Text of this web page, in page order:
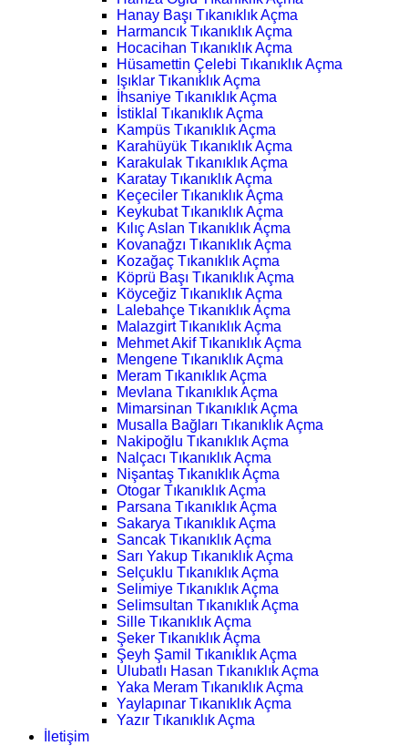
Hanay Başı Tıkanıklık Açma
Harmancık Tıkanıklık Açma
Hocacihan Tıkanıklık Açma
Hüsamettin Çelebi Tıkanıklık Açma
Işıklar Tıkanıklık Açma
İhsaniye Tıkanıklık Açma
İstiklal Tıkanıklık Açma
Kampüs Tıkanıklık Açma
Karahüyük Tıkanıklık Açma
Karakulak Tıkanıklık Açma
Karatay Tıkanıklık Açma
Keçeciler Tıkanıklık Açma
Keykubat Tıkanıklık Açma
Kılıç Aslan Tıkanıklık Açma
Kovanağzı Tıkanıklık Açma
Kozağaç Tıkanıklık Açma
Köprü Başı Tıkanıklık Açma
Köyceğiz Tıkanıklık Açma
Lalebahçe Tıkanıklık Açma
Malazgirt Tıkanıklık Açma
Mehmet Akif Tıkanıklık Açma
Mengene Tıkanıklık Açma
Meram Tıkanıklık Açma
Mevlana Tıkanıklık Açma
Mimarsinan Tıkanıklık Açma
Musalla Bağları Tıkanıklık Açma
Nakipoğlu Tıkanıklık Açma
Nalçacı Tıkanıklık Açma
Nişantaş Tıkanıklık Açma
Otogar Tıkanıklık Açma
Parsana Tıkanıklık Açma
Sakarya Tıkanıklık Açma
Sancak Tıkanıklık Açma
Sarı Yakup Tıkanıklık Açma
Selçuklu Tıkanıklık Açma
Selimiye Tıkanıklık Açma
Selimsultan Tıkanıklık Açma
Sille Tıkanıklık Açma
Şeker Tıkanıklık Açma
Şeyh Şamil Tıkanıklık Açma
Ulubatlı Hasan Tıkanıklık Açma
Yaka Meram Tıkanıklık Açma
Yaylapınar Tıkanıklık Açma
Yazır Tıkanıklık Açma
İletişim